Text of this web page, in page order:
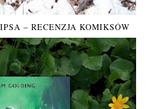
– RECENZJA KOMIKSÓW